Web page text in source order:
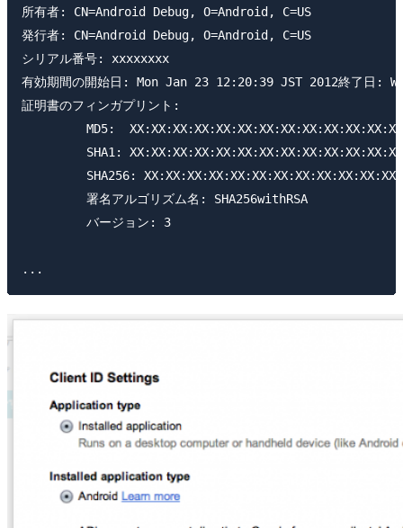
所有者: CN=Android Debug, O=Android, C=US
発行者: CN=Android Debug, O=Android, C=US
シリアル番号: xxxxxxxx
有効期間の開始日: Mon Jan 23 12:20:39 JST 2012終了日:
証明書のフィンガプリント: